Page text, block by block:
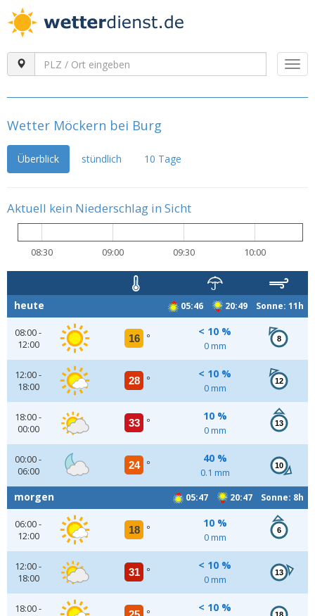
Wetter Möckern bei Burg
Überblick stündlich 10 Tage
Aktuell kein Niederschlag in Sicht
08:30 09:00 09:30 10:00
05:46 20:49 Sonne: 11h
heute
08:00 -
12:00
16 °
< 10 %
0 mm
8
12:00 -
18:00
28 °
< 10 %
0 mm
12
18:00 -
00:00
33 °
10 %
0 mm
13
00:00 -
06:00
24 °
40 %
0.1 mm
10
05:47 20:47 Sonne: 8h
morgen
06:00 -
12:00
18 °
10 %
0 mm
6
12:00 -
18:00
31 °
< 10 %
0 mm
13
18:00 -
< 10 %